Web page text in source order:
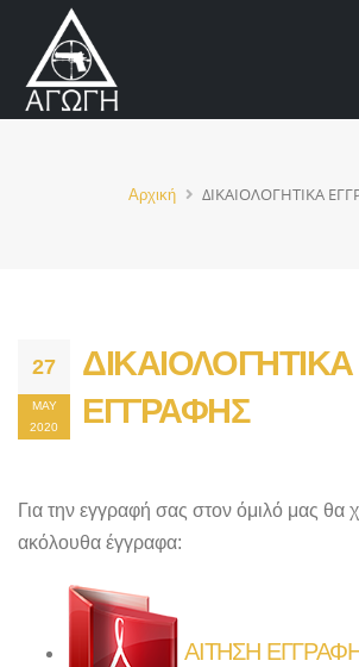
Αρχική ΔΙΚΑΙΟΛΟΓΗΤΙΚΑ
27
MAY
2020
ΔΙΚΑΙΟΛΟΓΗΤΙΚΑ
ΕΓΓΡΑΦΗΣ
Για την εγγραφή σας στον όμιλό μας θα
ακόλουθα έγγραφα:
ΑΙΤΗΣΗ